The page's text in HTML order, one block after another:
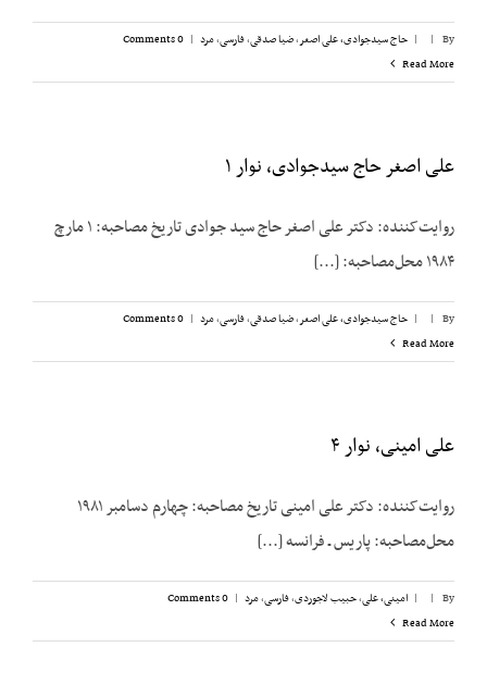
By
|
| حاج سیدجوادی، علی اصغر,ضیا صدقی,فارسی,مرد |
0 Comments
Read More
علی اصغر حاج سیدجوادی، نوار ۱
روایت‌کننده: دکتر علی اصغر حاج سید جوادی تاریخ مصاحبه: ۱ مارچ
۱۹۸۴ محل‌مصاحبه: [...]
By
|
| حاج سیدجوادی، علی اصغر,ضیا صدقی,فارسی,مرد |
0 Comments
Read More
علی امینی، نوار ۴
روایت‌کننده: دکتر علی امینی تاریخ مصاحبه: چهارم دسامبر ۱۹۸۱
محل‌مصاحبه: پاریس ـ فرانسه [...]
By
|
| امینی، علی,حبیب لاجوردی,فارسی,مرد |
0 Comments
Read More